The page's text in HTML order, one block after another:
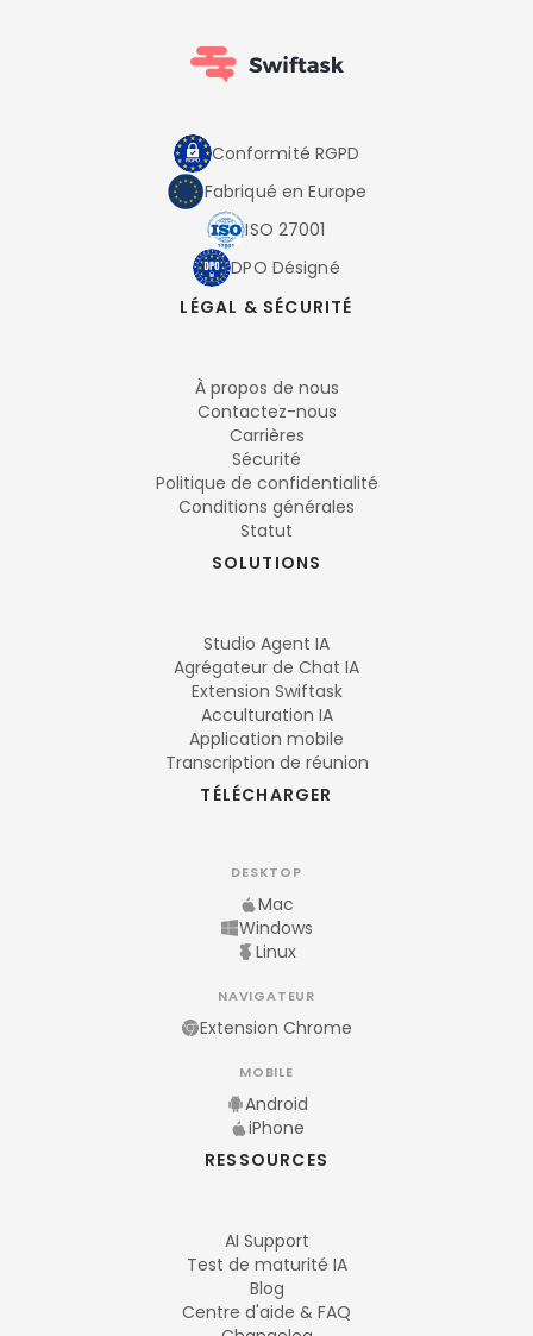
Conformité RGPD
Fabriqué en Europe
ISO 27001
DPO Désigné
LÉGAL & SÉCURITÉ
À propos de nous
Contactez-nous
Carrières
Sécurité
Politique de confidentialité
Conditions générales
Statut
SOLUTIONS
Studio Agent IA
Agrégateur de Chat IA
Extension Swiftask
Acculturation IA
Application mobile
Transcription de réunion
TÉLÉCHARGER
DESKTOP
Mac
Windows
Linux
NAVIGATEUR
Extension Chrome
MOBILE
Android
iPhone
RESSOURCES
AI Support
Test de maturité IA
Blog
Centre d'aide & FAQ